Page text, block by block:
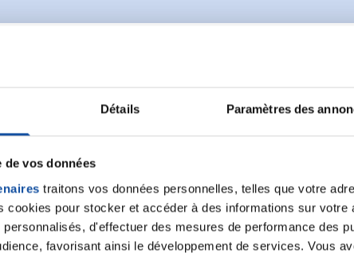
Détails Paramètres des
vos données
traitons vos données personnelles, telles que votre
cookies pour stocker et accéder à des informations sur votre
d'effectuer des mesures de performance des
favorisant ainsi le développement de services. Vous
ou lancer une nouvelle discussion vous aurez besoin
Se connecter Créer un nouveau compte